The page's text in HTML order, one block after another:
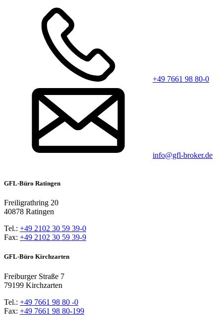
+49 7661 98 80-0
info@gfl-broker.de
GFL-Büro Ratingen
Freiligrathring 20
40878 Ratingen
Tel.: +49 2102 30 59 39-0
Fax: +49 2102 30 59 39-9
GFL-Büro Kirchzarten
Freiburger Straße 7
79199 Kirchzarten
Tel.: +49 7661 98 80 -0
Fax: +49 7661 98 80-199